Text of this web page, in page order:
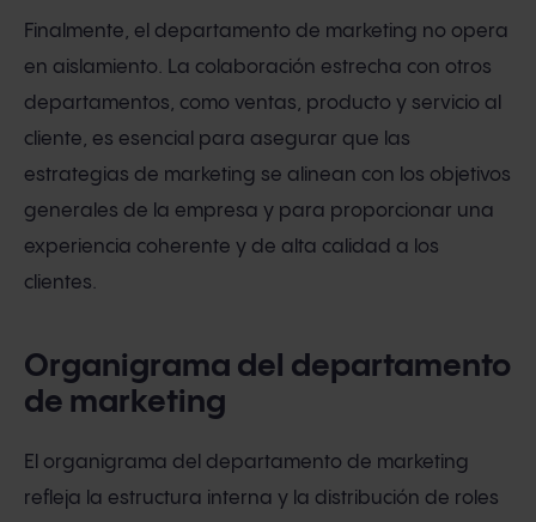
Finalmente, el departamento de marketing no opera
en aislamiento. La colaboración estrecha con otros
departamentos, como ventas, producto y servicio al
cliente, es esencial para asegurar que las
estrategias de marketing se alinean con los objetivos
generales de la empresa y para proporcionar una
experiencia coherente y de alta calidad a los
clientes.
Organigrama del departamento
de marketing
El organigrama del departamento de marketing
refleja la estructura interna y la distribución de roles